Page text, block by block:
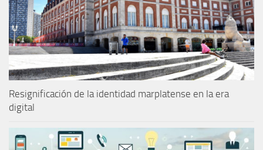
Resignificación de la identidad marplatense en la era
digital